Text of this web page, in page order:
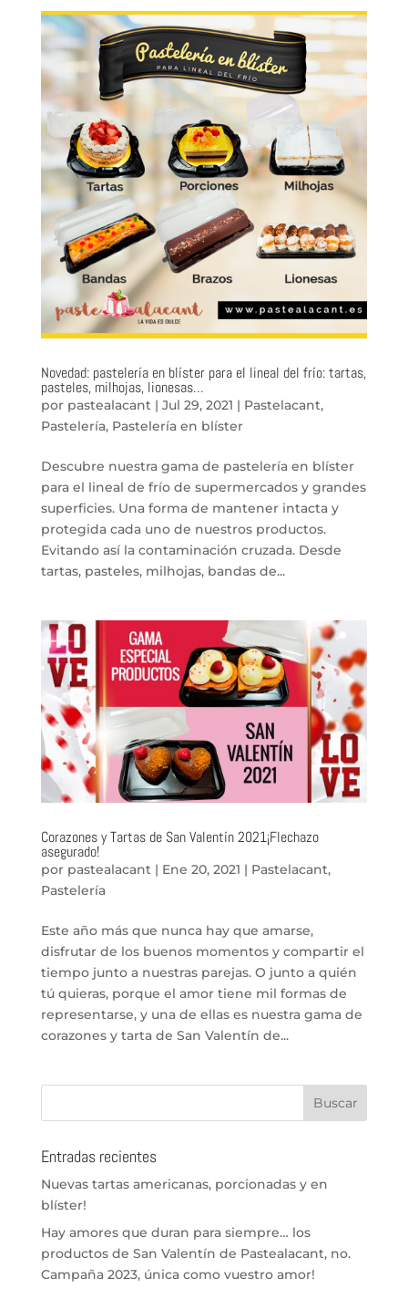
Novedad: pastelería en blíster para el lineal del frío: tartas,
pasteles, milhojas, lionesas…
por pastealacant| Jul 29, 2021 | Pastelacant,
Pastelería, Pastelería en blíster
Descubre nuestra gama de pastelería en blíster
para el lineal de frío de supermercados y grandes
superficies. Una forma de mantener intacta y
protegida cada uno de nuestros productos.
Evitando así la contaminación cruzada. Desde
tartas, pasteles, milhojas, bandas de...
Corazones y Tartas de San Valentín 2021¡Flechazo
asegurado!
por pastealacant| Ene 20, 2021 | Pastelacant,
Pastelería
Este año más que nunca hay que amarse,
disfrutar de los buenos momentos y compartir el
tiempo junto a nuestras parejas. O junto a quién
tú quieras, porque el amor tiene mil formas de
representarse, y una de ellas es nuestra gama de
corazones y tarta de San Valentín de...
Entradas recientes
Nuevas tartas americanas, porcionadas y en
blíster!
Hay amores que duran para siempre… los
productos de San Valentín de Pastealacant, no.
Campaña 2023, única como vuestro amor!